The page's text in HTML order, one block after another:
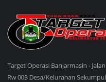
Target Operasi Banjarmasin -
Rw 003 Desa/Kelurahan